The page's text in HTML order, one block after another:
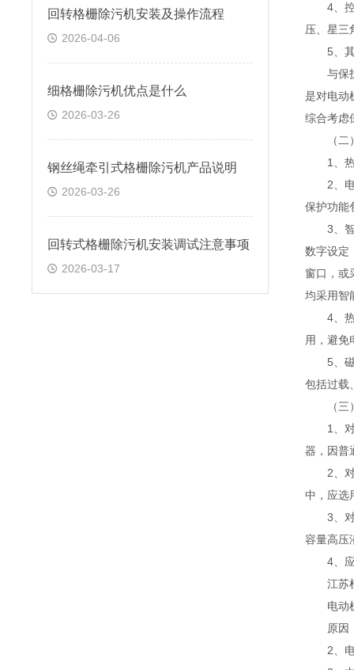
回转格栅除污机安装及操作流程
2026-04-06
细格栅除污机优点是什么
2026-03-26
钢丝绳牵引式格栅除污机产品说明
2026-03-26
回转式格栅除污机安装调试注意事项
2026-03-17
4、
压、星三
5、
与保护
是对电动
综合考虑
（二）
1、
2、
保护功能
3、
数字设定
窗口，或
均采用智
4、
用，避免
5、
包括过载
（三
1、
器，因普
2、
中，应选
3、
容量高压
4、
江苏杜
电动机
原因
2、